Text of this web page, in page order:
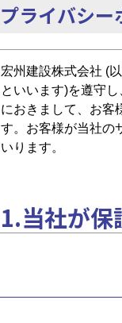
プライバシー
宏州建設株式会社 (
といいます)を遵守
におきまして、お客
す。お客様が当社の
いります。
1.当社が保